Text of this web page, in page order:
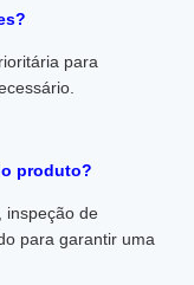
para
produto?
inspeção de
para garantir uma